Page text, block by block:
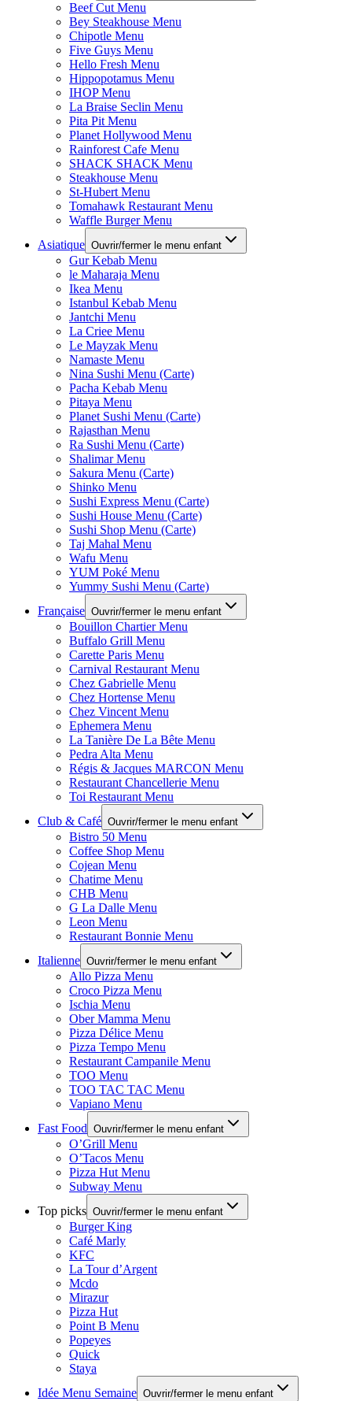
Beef Cut Menu
Bey Steakhouse Menu
Chipotle Menu
Five Guys Menu
Hello Fresh Menu
Hippopotamus Menu
IHOP Menu
La Braise Seclin Menu
Pita Pit Menu
Planet Hollywood Menu
Rainforest Cafe Menu
SHACK SHACK Menu
Steakhouse Menu
St-Hubert Menu
Tomahawk Restaurant Menu
Waffle Burger Menu
Asiatique Ouvrir/fermer le menu enfant
Gur Kebab Menu
le Maharaja Menu
Ikea Menu
Istanbul Kebab Menu
Jantchi Menu
La Criee Menu
Le Mayzak Menu
Namaste Menu
Nina Sushi Menu (Carte)
Pacha Kebab Menu
Pitaya Menu
Planet Sushi Menu (Carte)
Rajasthan Menu
Ra Sushi Menu (Carte)
Shalimar Menu
Sakura Menu (Carte)
Shinko Menu
Sushi Express Menu (Carte)
Sushi House Menu (Carte)
Sushi Shop Menu (Carte)
Taj Mahal Menu
Wafu Menu
YUM Poké Menu
Yummy Sushi Menu (Carte)
Française Ouvrir/fermer le menu enfant
Bouillon Chartier Menu
Buffalo Grill Menu
Carette Paris Menu
Carnival Restaurant Menu
Chez Gabrielle Menu
Chez Hortense Menu
Chez Vincent Menu
Ephemera Menu
La Tanière De La Bête Menu
Pedra Alta Menu
Régis & Jacques MARCON Menu
Restaurant Chancellerie Menu
Toi Restaurant Menu
Club & Café Ouvrir/fermer le menu enfant
Bistro 50 Menu
Coffee Shop Menu
Cojean Menu
Chatime Menu
CHB Menu
G La Dalle Menu
Leon Menu
Restaurant Bonnie Menu
Italienne Ouvrir/fermer le menu enfant
Allo Pizza Menu
Croco Pizza Menu
Ischia Menu
Ober Mamma Menu
Pizza Délice Menu
Pizza Tempo Menu
Restaurant Campanile Menu
TOO Menu
TOO TAC TAC Menu
Vapiano Menu
Fast Food Ouvrir/fermer le menu enfant
O’Grill Menu
O’Tacos Menu
Pizza Hut Menu
Subway Menu
Top picks Ouvrir/fermer le menu enfant
Burger King
Café Marly
KFC
La Tour d’Argent
Mcdo
Mirazur
Pizza Hut
Point B Menu
Popeyes
Quick
Staya
Idée Menu Semaine Ouvrir/fermer le menu enfant